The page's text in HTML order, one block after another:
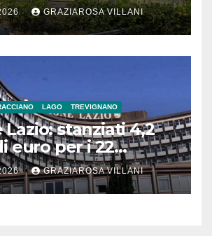
GRAZIAROSA VILLANI
LAGO TREVIGNANO
Lazio: stanziati 4,2
euro per i 22
GRAZIAROSA VILLANI